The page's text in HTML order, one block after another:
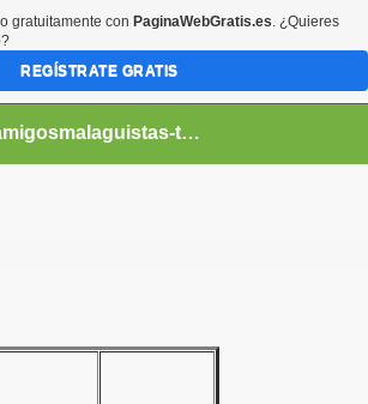
amigosmalaguistas-temporadas
gratuitamente con PaginaWebGratis.es. ¿Quieres
REGÍSTRATE GRATIS